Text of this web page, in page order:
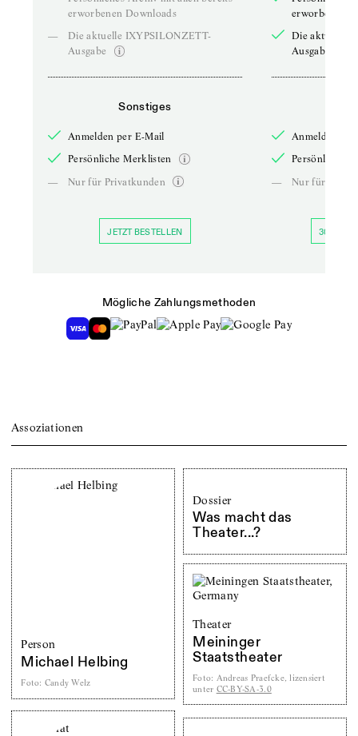
erworbenen Downloads
—
Die aktuelle IXYPSILONZETT-
Ausgabe
Sonstiges
Anmelden per E-Mail
Persönliche Merklisten
—
Nur für Privatkunden
JETZT BESTELLEN
erworbenen
Die aktuelle
Ausgabe
Anmelden
Persönliche
—
Nur für
30 TAGE
Mögliche Zahlungsmethoden
Assoziationen
Person
Michael Helbing
Foto: Candy Welz
Dossier
Was macht das
Theater...?
Theater
Meininger
Staatstheater
Foto: Andreas Praefcke, lizensiert
unter CC-BY-SA-3.0